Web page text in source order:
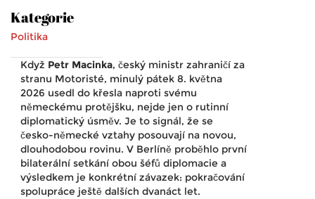
Kategorie
Politika
Když Petr Macinka, český ministr zahraničí za
stranu Motoristé, minulý pátek 8. května
2026 usedl do křesla naproti svému
německému protějšku, nejde jen o rutinní
diplomatický úsměv. Je to signál, že se
česko-německé vztahy posouvají na novou,
dlouhodobou rovinu. V Berlíně proběhlo první
bilaterální setkání obou šéfů diplomacie a
výsledkem je konkrétní závazek: pokračování
spolupráce ještě dalších dvanáct let.